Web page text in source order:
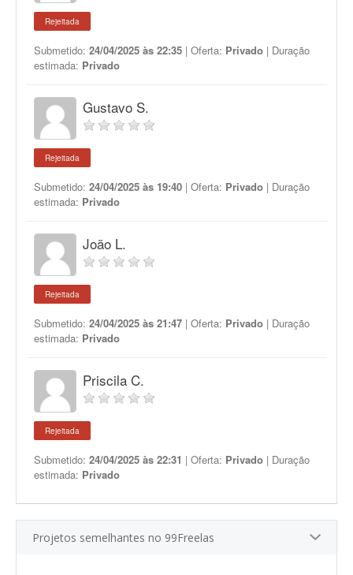
Rejeitada
Submetido: 24/04/2025 às 22:35 | Oferta: Privado | Duração
estimada: Privado
Gustavo S.
Rejeitada
Submetido: 24/04/2025 às 19:40 | Oferta: Privado | Duração
estimada: Privado
João L.
Rejeitada
Submetido: 24/04/2025 às 21:47 | Oferta: Privado | Duração
estimada: Privado
Priscila C.
Rejeitada
Submetido: 24/04/2025 às 22:31 | Oferta: Privado | Duração
estimada: Privado
Projetos semelhantes no 99Freelas